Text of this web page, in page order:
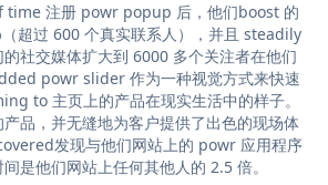
注册 powr popup 后，他们boost 的
超过 600 个真实联系人），并且 steadily
社交媒体扩大到 6000 多个关注者在他们
powr slider 作为一种视觉方式来快速
to 主页上的产品在现实生活中的样子。
品，并无缝地为客户提供了出色的现场体
发现与他们网站上的 powr 应用程序
是他们网站上任何其他人的 2.5 倍。